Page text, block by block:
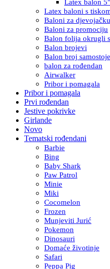
Latex balon 5″
Latex baloni s
Baloni za
Baloni za promociju
Balon folija okrugli
Balon brojevi
Balon broj
balon za rođendan
Airwalker
Pribor i pomagala
Pribor i pomagala
Prvi rođendan
Jestive pokrivke
Girlande
Novo
Tematski rođendani
Barbie
Bing
Baby Shark
Paw Patrol
Minie
Miki
Cocomelon
Frozen
Munjeviti Jurić
Pokemon
Dinosauri
Domaće životinje
Safari
Peppa Pig